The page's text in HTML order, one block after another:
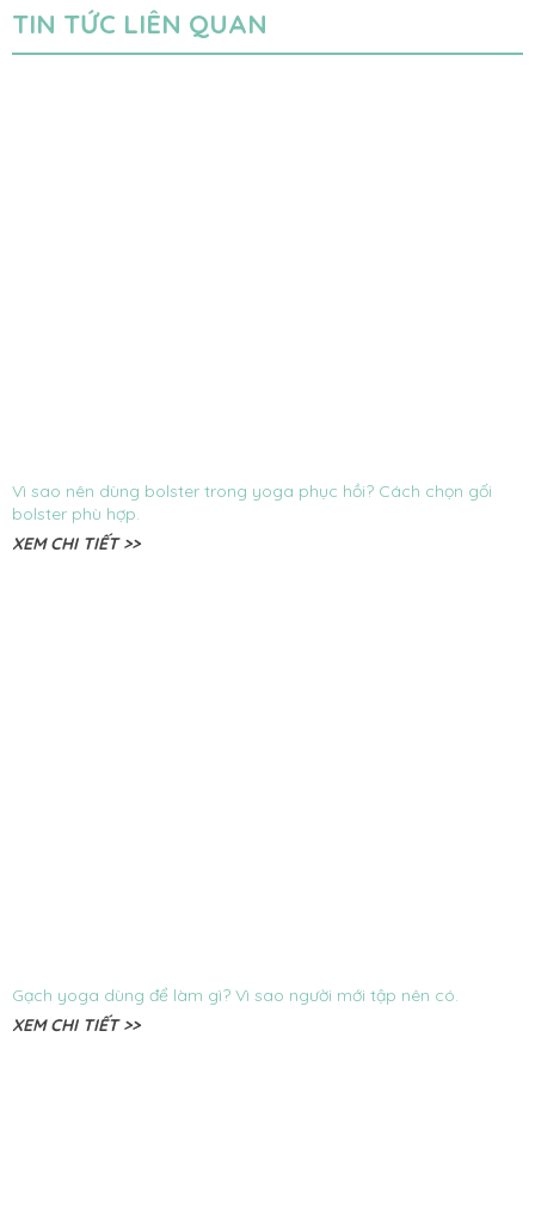
TIN TỨC LIÊN QUAN
Vì sao nên dùng bolster trong yoga phục hồi? Cách chọn gối
bolster phù hợp.
XEM CHI TIẾT >>
Gạch yoga dùng để làm gì? Vì sao người mới tập nên có.
XEM CHI TIẾT >>